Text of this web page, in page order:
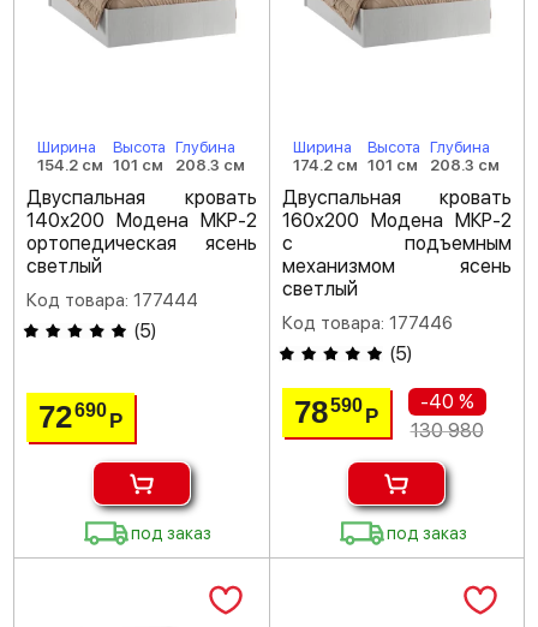
Ширина
154.2 см
Высота
101 см
Глубина
208.3 см
Двуспальная кровать
140х200 Модена МКР-2
ортопедическая ясень
светлый
Код товара: 177444
(5)
72690Р
под заказ
Ширина
174.2 см
Высота
101 см
Глубина
208.3 см
Двуспальная кровать
160х200 Модена МКР-2
с подъемным
механизмом ясень
светлый
Код товара: 177446
(5)
78590 Р
-40 %
130 980
под заказ